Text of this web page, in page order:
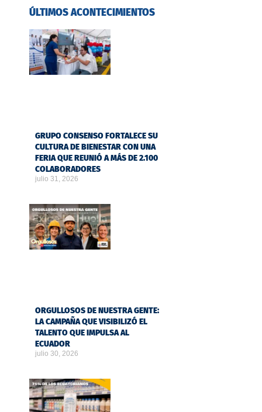
ÚLTIMOS ACONTECIMIENTOS
GRUPO CONSENSO FORTALECE SU
CULTURA DE BIENESTAR CON UNA
FERIA QUE REUNIÓ A MÁS DE 2.100
COLABORADORES
julio 31, 2026
ORGULLOSOS DE NUESTRA GENTE:
LA CAMPAÑA QUE VISIBILIZÓ EL
TALENTO QUE IMPULSA AL
ECUADOR
julio 30, 2026